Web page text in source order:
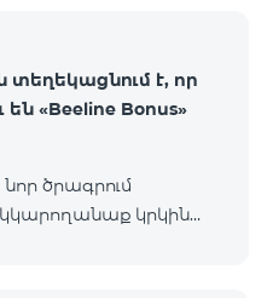
է, որ
են «Beeline Bonus»
ծրագրում
կկարողանաք կրկին